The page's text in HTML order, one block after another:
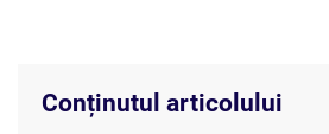
Conținutul articolului